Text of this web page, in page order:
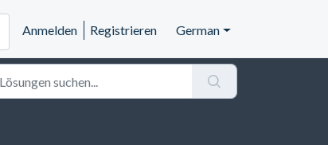
Anmelden Registrieren German